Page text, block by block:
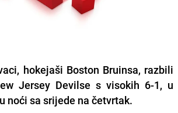
hokejaši Boston Bruinsa, razbili
Jersey Devilse s visokih 6-1, u
noći sa srijede na četvrtak.